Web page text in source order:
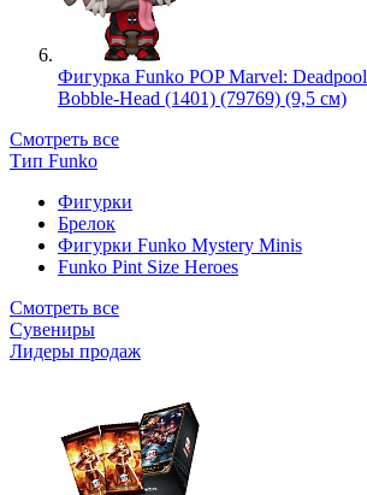
Фигурка Funko POP Marvel:
Bobble-Head (1401) (79769) (9,5 см)
Смотреть все
Тип Funko
Фигурки
Брелок
Фигурки Funko Mystery Minis
Funko Pint Size Heroes
Смотреть все
Сувениры
Лидеры продаж